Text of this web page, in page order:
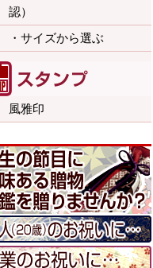
認）
・サイズから選ぶ
風雅印